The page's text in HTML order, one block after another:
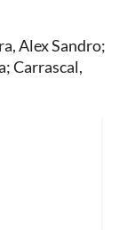
Alex Sandro;
Carrascal,